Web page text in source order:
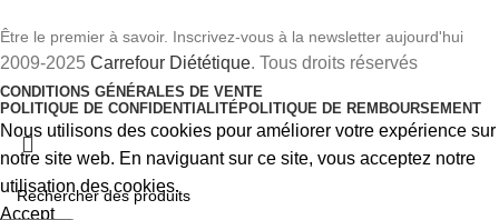
Être le premier à savoir. Inscrivez-vous à la newsletter aujourd'hui
2009-2025 Carrefour Diététique. Tous droits réservés
CONDITIONS GÉNÉRALES DE VENTE
POLITIQUE DE CONFIDENTIALITÉPOLITIQUE DE REMBOURSEMENT
Nous utilisons des cookies pour améliorer votre expérience sur
notre site web. En naviguant sur ce site, vous acceptez notre
utilisation des cookies.
Accept